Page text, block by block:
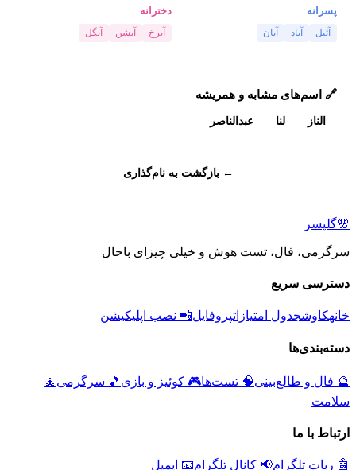
پسرانه
آئیل آباد آبان
دخترانه
آبرخ آبشن آبگل
🔗 اسم‌های مشابه و همریشه
الناز لنا عبدالناصر
← بازگشت به نام‌گذاری
🌸گلپسر
سرگرمی، فال، تست هوش و خیلی چیزای باحال
دسترسی سریع
خانهکاوشجدول امتیازاتپروفایل📲 نصب اپلیکیشن
دسته‌بندی‌ها
🔮 فال و طالع‌بینی🧠 تست‌ها🎮 کوئیز و بازی 🎵 سرگرمی 🧘
سلامت
ارتباط با ما
🤖 ربات تلگرام📢 کانال تلگرام📧 ایمیل